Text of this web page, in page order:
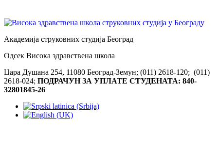
Академија струковних студија Београд
Одсек Висока здравствена школа
Цара Душана 254, 11080 Београд-Земун; (011) 2618-120; (011)
2618-024; ПОДРАЧУН ЗА УПЛАТЕ СТУДЕНАТА: 840-
32801845-26